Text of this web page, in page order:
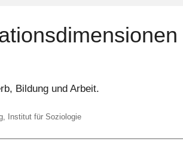
Bildung und Arbeit.
Institut für Soziologie